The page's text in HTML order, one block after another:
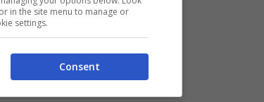
visivo senza pari
montane.
da morbidi
luci scintillano
in the site menu to manage or
settings.
Consent